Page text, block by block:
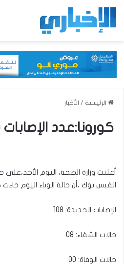
الرئيسية / الأخبار
كورونا:عدد الإصابات
أعلنت وزارة الصحة، اليوم
الفيس بوك ،أن حالة الوباء اليوم جاءت
الإصابات الجديدة: 108
حالات الشفاء: 08
حالات الوفاة: 00